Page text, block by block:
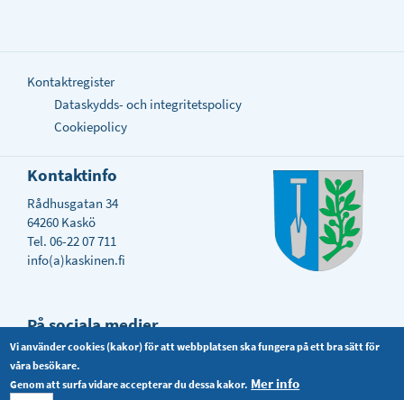
Kontaktregister
Dataskydds- och integritetspolicy
Cookiepolicy
Kontaktinfo
Rådhusgatan 34
64260 Kaskö
Tel. 06-22 07 711
info(a)kaskinen.fi
På sociala medier
Vi använder cookies (kakor) för att webbplatsen ska fungera på ett bra sätt för
våra besökare.
Genom att surfa vidare accepterar du dessa kakor. Mer info